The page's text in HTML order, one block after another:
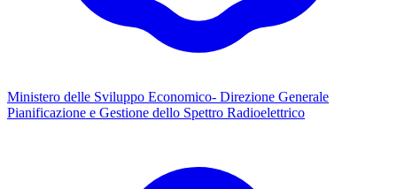
Ministero delle Sviluppo Economico- Direzione Generale
Pianificazione e Gestione dello Spettro Radioelettrico